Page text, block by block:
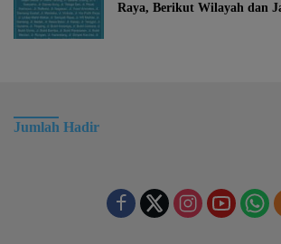
Raya, Berikut Wilayah dan
Jumlah Hadir